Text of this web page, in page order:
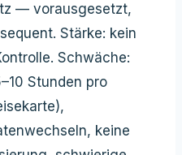
— vorausgesetzt,
Stärke: kein
Schwäche:
Stunden pro
keine